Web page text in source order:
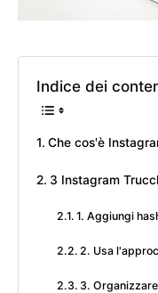
Indice dei
Che cos'è
3 Instagram
1. Aggiungi
2. Usa
3.